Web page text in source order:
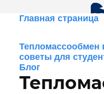
Оставить заявку
Главная страница
Тепломассообмен
советы для
Блог